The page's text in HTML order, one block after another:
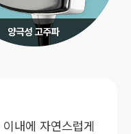
내에 자연스럽게